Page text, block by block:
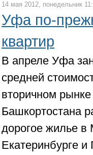
14 мая 2012, понедельник
Уфа по-
квартир
В апреле Уфа
средней
вторичном
Башкортостана
дорогое жилье в
Екатеринбурге